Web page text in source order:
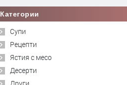
Категории
Супи
Рецепти
Ястия с месо
Десерти